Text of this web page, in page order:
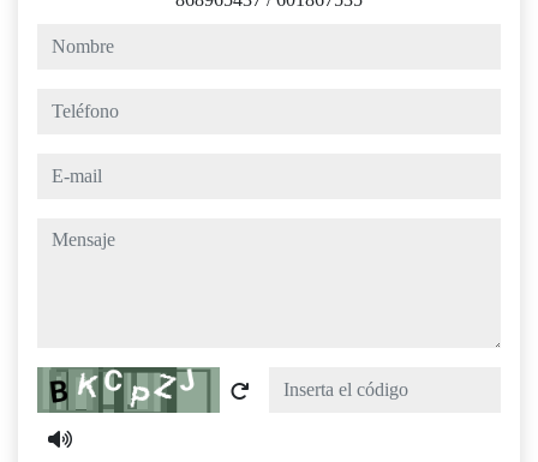
nombre
teléfono
e-mail
mensaje
Captcha